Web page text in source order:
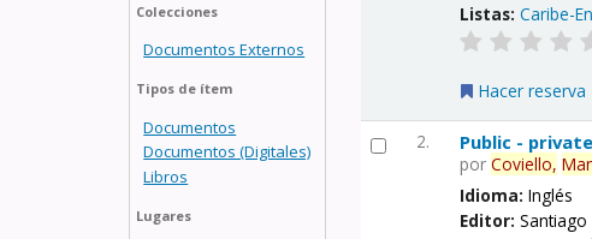
Colecciones
Documentos Externos
Tipos de ítem
Documentos
Documentos (Digitales)
Libros
Lugares
Listas: Caribe-
Hacer reserva
2. Public -
porCoviello,
Idioma:Inglés
Editor:Santiago